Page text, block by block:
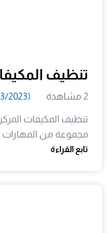
تنظيف
2 مشاهدة (6/3/2023)
تنظيف المكيفات
مجموعة من المهارات
تابع القراءة